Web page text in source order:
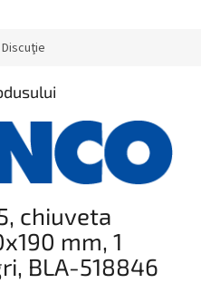
Discuţie
chiuveta
mm, 1
BLA-518846